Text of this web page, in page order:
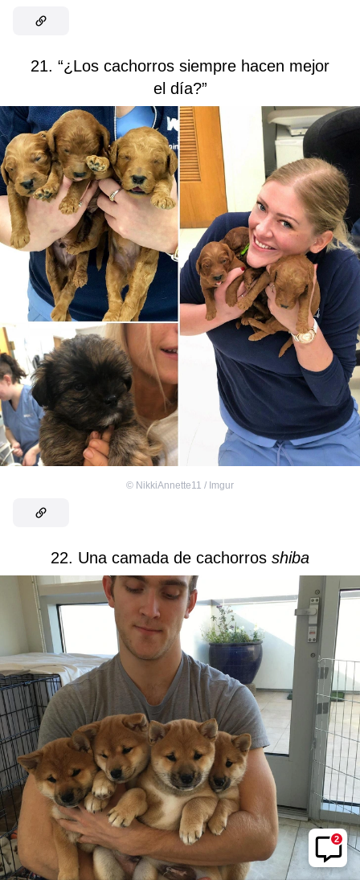
21. “¿Los cachorros siempre hacen mejor
el día?”
© NikkiAnnette11 / Imgur
22. Una camada de cachorros shiba
2